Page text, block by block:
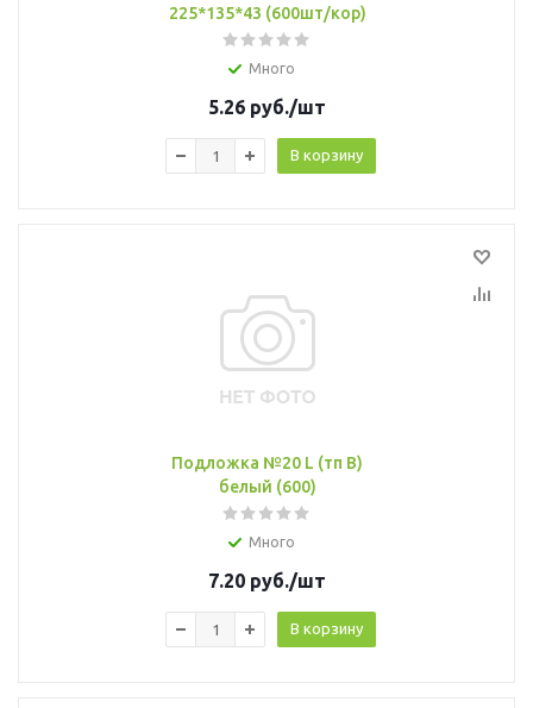
225*135*43 (600шт/кор)
Много
5.26 руб./шт
В корзину
Подложка №20 L (тп В)
белый (600)
Много
7.20 руб./шт
В корзину